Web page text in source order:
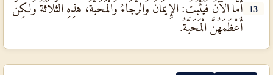
13
أَمَّا الآنَ فَيَثْبُتُ: الإِيمَانُ وَالرَّجَاءُ وَالْمَحَبَّةُ، هذِهِ الثَّلاَثَةُ وَلكِنَّ
أَعْظَمَهُنَّ الْمَحَبَّةُ.